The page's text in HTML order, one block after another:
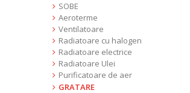
SOBE
Aeroterme
Ventilatoare
Radiatoare cu halogen
Radiatoare electrice
Radiatoare Ulei
Purificatoare de aer
GRATARE